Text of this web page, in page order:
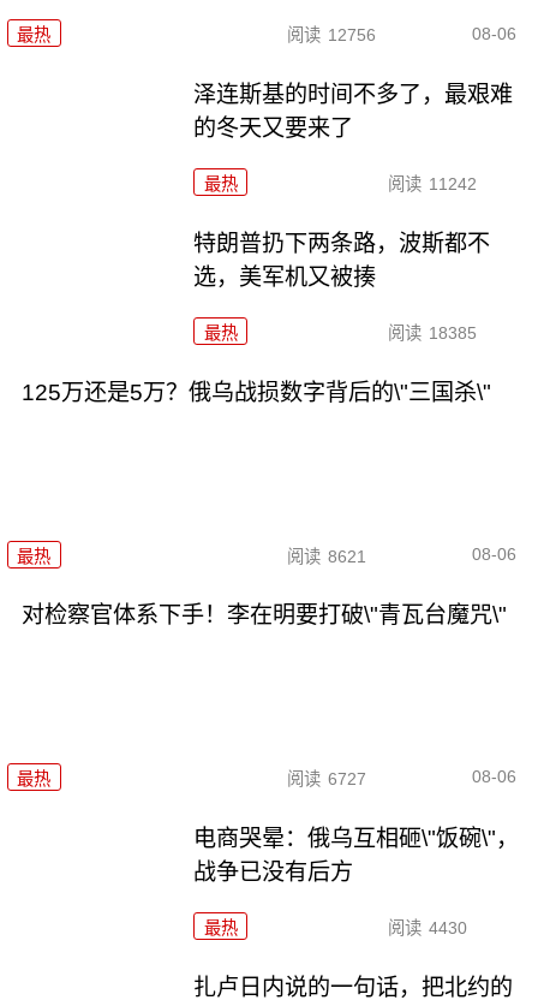
最热 阅读 12756 08-06
泽连斯基的时间不多了，最艰难
的冬天又要来了
最热 阅读 11242
特朗普扔下两条路，波斯都不
选，美军机又被揍
最热 阅读 18385
125万还是5万？俄乌战损数字背后的\"三国杀\"
最热 阅读 8621 08-06
对检察官体系下手！李在明要打破\"青瓦台魔咒\"
最热 阅读 6727 08-06
电商哭晕：俄乌互相砸\"饭碗\"，
战争已没有后方
最热 阅读 4430
扎卢日内说的一句话，把北约的